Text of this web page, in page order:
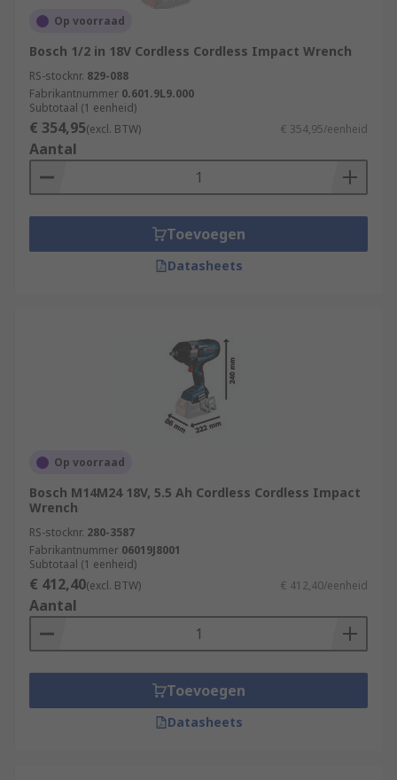
Op voorraad
Bosch 1/2 in 18V Cordless Cordless Impact Wrench
RS-stocknr. 829-088
Fabrikantnummer 0.601.9L9.000
Subtotaal (1 eenheid)
€ 354,95(excl. BTW) € 354,95/eenheid
Aantal
Toevoegen
Datasheets
Op voorraad
Bosch M14M24 18V, 5.5 Ah Cordless Cordless Impact
Wrench
RS-stocknr. 280-3587
Fabrikantnummer 06019J8001
Subtotaal (1 eenheid)
€ 412,40(excl. BTW) € 412,40/eenheid
Aantal
Toevoegen
Datasheets